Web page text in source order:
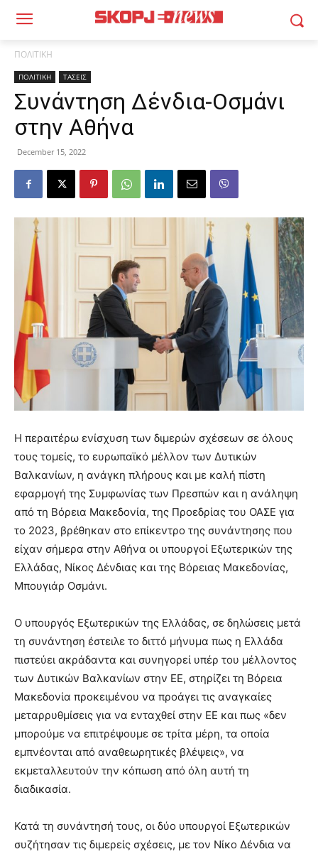
ΠΟΛΙΤΙΚΗ
ΠΟΛΙΤΙΚΗ ΤΑΣΕΙΣ
Συνάντηση Δένδια-Οσμάνι
στην Αθήνα
December 15, 2022
H περαιτέρω ενίσχυση των διμερών σχέσεων σε όλους
τους τομείς, το ευρωπαϊκό μέλλον των Δυτικών
Βαλκανίων, η ανάγκη πλήρους και με καλή πίστη
εφαρμογή της Συμφωνίας των Πρεσπών και η ανάληψη
από τη Βόρεια Μακεδονία, της Προεδρίας του ΟΑΣΕ για
το 2023, βρέθηκαν στο επίκεντρο της συνάντησης που
είχαν σήμερα στην Αθήνα οι υπουργοί Εξωτερικών της
Ελλάδας, Νίκος Δένδιας και της Βόρειας Μακεδονίας,
Μπουγιάρ Οσμάνι.
Ο υπουργός Εξωτερικών της Ελλάδας, σε δηλώσεις μετά
τη συνάντηση έστειλε το διττό μήνυμα πως η Ελλάδα
πιστεύει ακράδαντα και συνηγορεί υπέρ του μέλλοντος
των Δυτικών Βαλκανίων στην ΕΕ, στηρίζει τη Βόρεια
Μακεδονία προκειμένου να προάγει τις αναγκαίες
μεταρρυθμίσεις για να ενταχθεί στην ΕΕ και πως «δεν
μπορούμε να επιτρέψουμε σε τρίτα μέρη, τα οποία
εμπνέονται από αναθεωρητικές βλέψεις», να
εκμεταλλευτούν την κόπωση από όλη αυτή τη
διαδικασία.
Κατά τη συνάντησή τους, οι δύο υπουργοί Εξωτερικών
συζήτησαν τις διμερείς σχέσεις, με τον Νίκο Δένδια να